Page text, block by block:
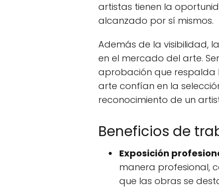
artistas tienen la
alcanzado por sí mismos.
Además de la visibilidad,
en el mercado del arte.
aprobación que respalda
arte confían en la
reconocimiento de un
Beneficios de
Exposición
manera profesional,
que las obras se